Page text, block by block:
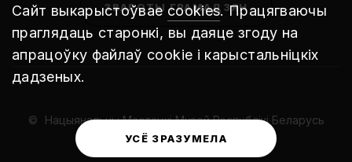
Сайт выкарыстоўвае cookies. Працягваючы
праглядаць старонкі, вы даяце згоду на
апрацоўку файлаў cookie і карыстальніцкіх
дадзеных.
УСЁ ЗРАЗУМЕЛА
ЗВАРОТЫ ГРАМАДЗЯН
Нацыянальны Мастацкі Музей Рэспублікі Беларусь
2010 – 2026